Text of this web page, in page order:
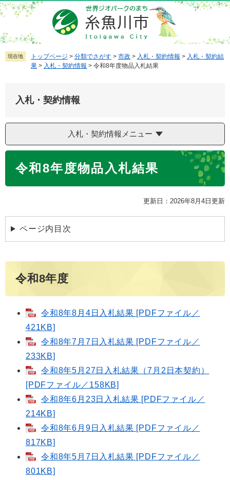
ペ
ー
ジ
の
先
メ
ニ
ュ
ー
を
へ
現在地 トップページ > 分類でさがす > 市政 > 入札・契約情報 > 入札・契約結
果 > 入札・契約情報 > 令和8年度物品入札結果
入札・契約情報
入札・契約情報メニュー
令和8年度物品入札結果
更新日：2026年8月4日更新
ページ内目次
令和8年度
令和8年8月4日入札結果 [PDFファイル／
421KB]
令和8年7月7日入札結果 [PDFファイル／
233KB]
令和8年5月27日入札結果（7月2日本契約）
[PDFファイル／158KB]
令和8年6月23日入札結果 [PDFファイル／
214KB]
令和8年6月9日入札結果 [PDFファイル／
817KB]
令和8年5月7日入札結果 [PDFファイル／
801KB]